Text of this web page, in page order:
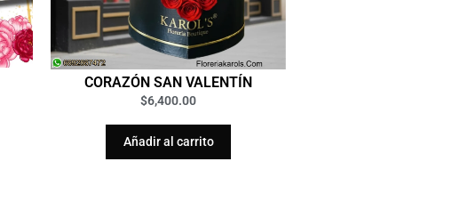
CORAZÓN SAN VALENTÍN
$6,400.00
Añadir al carrito